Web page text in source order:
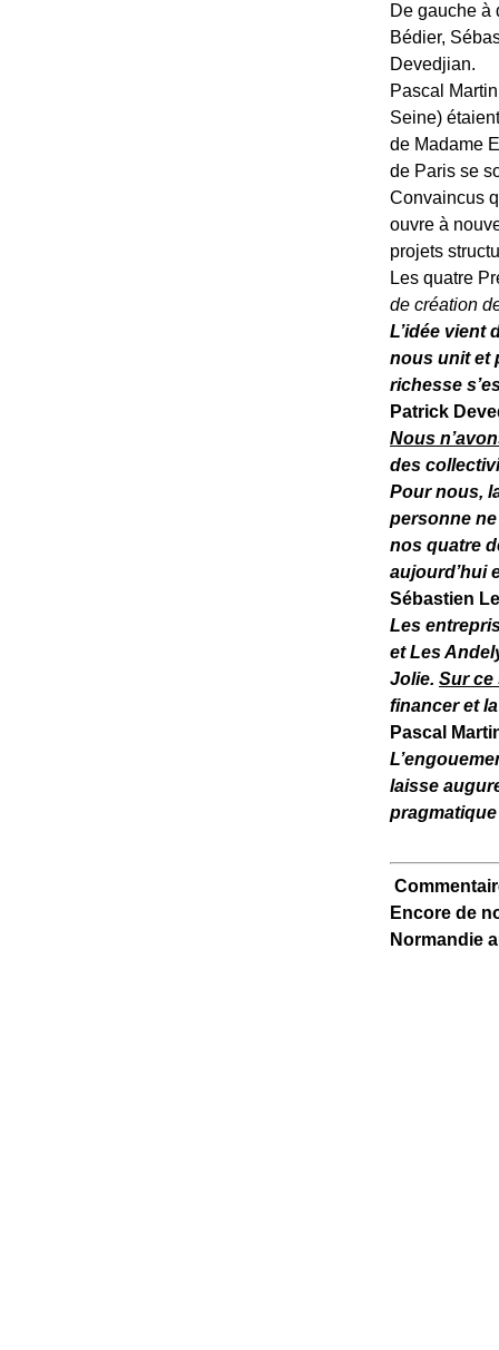
De gauche à
Bédier,
Devedjian.
Pascal
Seine)
de Madame
de Paris se
Convaincus
ouvre à
projets
Les quatre
de création
L’idée vient
nous unit et
richesse
Patrick
Nous
des
Pour nous,
personne
nos quatre
aujourd’hui
Sébastien
Les
et Les
Jolie. Sur ce
financer et
Pascal
laisse
Encore de
Normandie